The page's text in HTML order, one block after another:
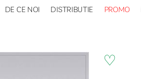
DE CE NOI DISTRIBUTIE PROMO
♡